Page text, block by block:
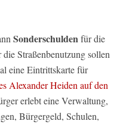
Sonderschuldenfür die
die Straßenbenutzung sollen
eine Eintrittskarte für
Alexander Heiden auf den
erlebt eine Verwaltung,
Bürgergeld, Schulen,